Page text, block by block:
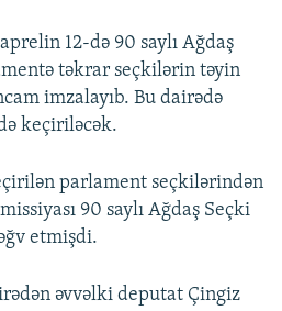
12-də 90 saylı Ağdaş
təkrar seçkilərin təyin
imzalayıb. Bu dairədə
keçiriləcək.
parlament seçkilərindən
90 saylı Ağdaş Seçki
etmişdi.
əvvəlki deputat Çingiz